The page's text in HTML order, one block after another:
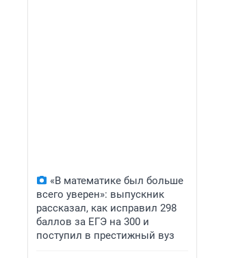
«В математике был больше
всего уверен»: выпускник
рассказал, как исправил 298
баллов за ЕГЭ на 300 и
поступил в престижный вуз